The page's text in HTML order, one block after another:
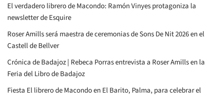
El verdadero librero de Macondo: Ramón Vinyes protagoniza la
newsletter de Esquire
Roser Amills será maestra de ceremonias de Sons De Nit 2026 en el
Castell de Bellver
Crónica de Badajoz | Rebeca Porras entrevista a Roser Amills en la
Feria del Libro de Badajoz
Fiesta El librero de Macondo en El Barito, Palma, para celebrar el